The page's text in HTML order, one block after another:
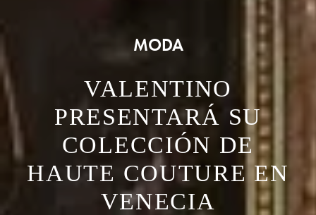
MODA
VALENTINO
PRESENTARÁ SU
COLECCIÓN DE
HAUTE COUTURE EN
VENECIA